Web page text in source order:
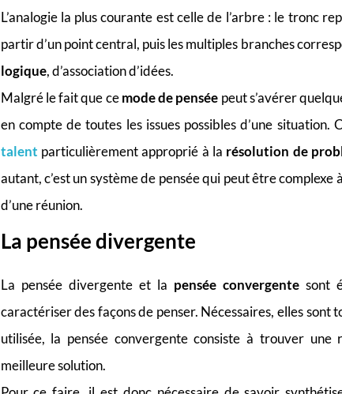
L’analogie la plus courante est celle de l’arbre : le tronc
partir d’un point central, puis les multiples branches
logique, d’association d’idées.
Malgré le fait que cemode de pensée peut s’avérer
en compte de toutes les issues possibles d’une
talent particulièrement approprié à la résolution de
autant, c’est un système de pensée qui peut être
d’une réunion.
La pensée divergente
La pensée divergente et la pensée convergentesont
caractériser des façons de penser. Nécessaires, elles sont
utilisée, la pensée convergente consiste à trouver
meilleure solution.